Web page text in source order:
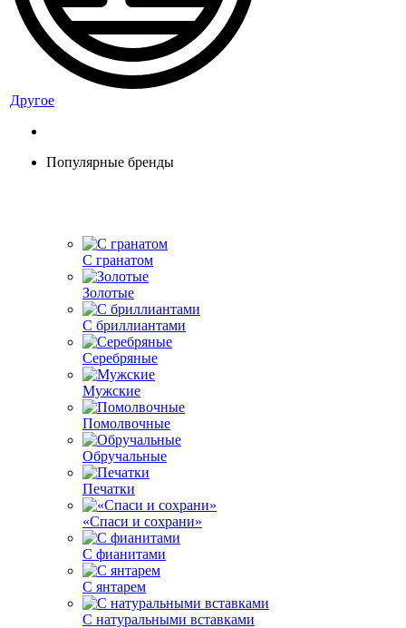
Другое
Популярные бренды
С гранатом
Золотые
С бриллиантами
Серебряные
Мужские
Помолвочные
Обручальные
Печатки
«Спаси и сохрани»
С фианитами
С янтарем
С натуральными вставками